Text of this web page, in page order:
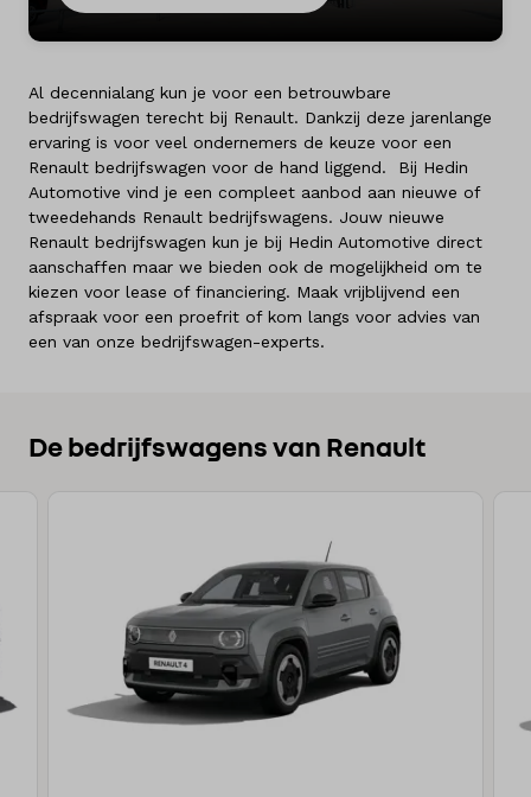
Al decennialang kun je voor een betrouwbare
bedrijfswagen terecht bij Renault. Dankzij deze jarenlange
ervaring is voor veel ondernemers de keuze voor een
Renault bedrijfswagen voor de hand liggend. Bij Hedin
Automotive vind je een compleet aanbod aan nieuwe of
tweedehands Renault bedrijfswagens. Jouw nieuwe
Renault bedrijfswagen kun je bij Hedin Automotive direct
aanschaffen maar we bieden ook de mogelijkheid om te
kiezen voor lease of financiering. Maak vrijblijvend een
afspraak voor een proefrit of kom langs voor advies van
een van onze bedrijfswagen-experts.
De bedrijfswagens van Renault